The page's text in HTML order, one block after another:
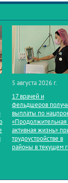
5 августа 2026 г.
17 врачей и
фельдшеров
выплаты по
«Продолжительная
активная жизнь»
трудоустройстве в
районы в текущем